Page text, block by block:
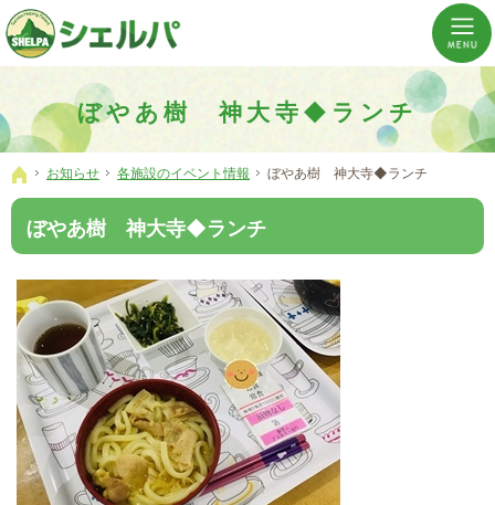
ぼやあ樹 神大寺◆ランチ
介護の「通い・泊まり・訪問」から必要なものだけをご提供。介護のことならシェルパへ。
横浜市神奈川区 事業所数No,1の小規模多機能型居宅介護ぼやあ樹
ホーム
お知らせ 各施設のイベント情報 ぼやあ樹 神大寺◆ランチ
ぼやあ樹 神大寺◆ランチ